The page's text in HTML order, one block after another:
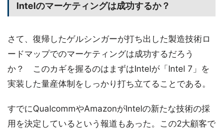
Intelのマーケティングは成功するか？
さて、復帰したゲルシンガーが打ち出した製造技術ロ
ードマップでのマーケティングは成功するだろう
か？ このカギを握るのはまずはIntelが「Intel 7」を
実装した量産体制をしっかり打ち立てることである。
すでにQualcommやAmazonがIntelの新たな技術の採
用を決定しているという報道もあった。この2大顧客で